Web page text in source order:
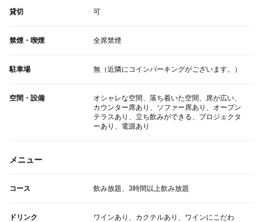
貸切 可
禁煙・喫煙 全席禁煙
駐車場 無（近隣にコインパーキングがございます。）
空間・設備
オシャレな空間、落ち着いた空間、席が広い、
カウンター席あり、ソファー席あり、オープン
テラスあり、立ち飲みができる、プロジェクタ
ーあり、電源あり
メニュー
コース 飲み放題、3時間以上飲み放題
ドリンク
ワインあり、カクテルあり、ワインにこだわ